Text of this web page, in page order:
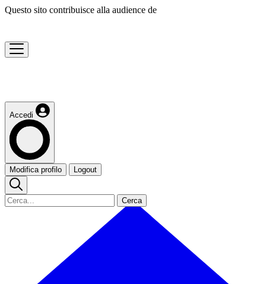
Questo sito contribuisce alla audience de
Accedi
Modifica profilo Logout
Cerca